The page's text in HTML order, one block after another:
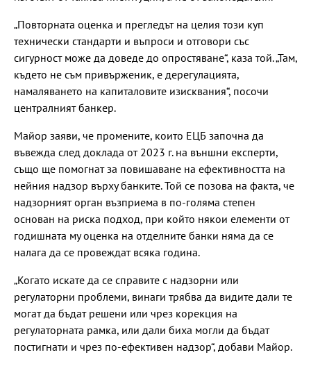
„Повторната оценка и прегледът на целия този куп
технически стандарти и въпроси и отговори със
сигурност може да доведе до опростяване“, каза той. „Там,
където не съм привърженик, е дерегулацията,
намаляването на капиталовите изисквания“, посочи
централният банкер.
Майор заяви, че промените, които ЕЦБ започна да
въвежда след доклада от 2023 г. на външни експерти,
също ще помогнат за повишаване на ефективността на
нейния надзор върху банките. Той се позова на факта, че
надзорният орган възприема в по-голяма степен
основан на риска подход, при който някои елементи от
годишната му оценка на отделните банки няма да се
налага да се провеждат всяка година.
„Когато искате да се справите с надзорни или
регулаторни проблеми, винаги трябва да видите дали те
могат да бъдат решени или чрез корекция на
регулаторната рамка, или дали биха могли да бъдат
постигнати и чрез по-ефективен надзор“, добави Майор.